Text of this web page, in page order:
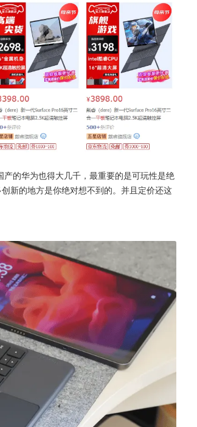
的华为也得大几千，最重要的是可玩性是绝
新的地方是你绝对想不到的。并且定价还这